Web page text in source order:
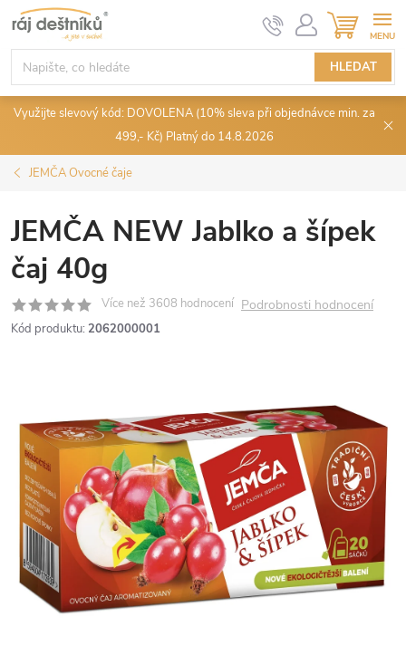
Přejít
na
obsah
HLEDAT
KOŠÍK
Využijte slevový kód: DOVOLENA (10% sleva při objednávce min. za
499,- Kč) Platný do 14.8.2026
JEMČA Ovocné čaje
JEMČA NEW Jablko a šípek
čaj 40g
Podrobnosti hodnocení
Kód produktu: 2062000001